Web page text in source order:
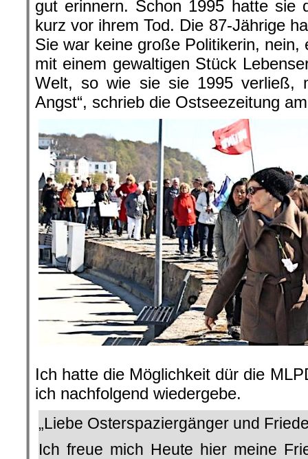
gut erinnern. Schon 1995 hatte sie
kurz vor ihrem Tod. Die 87-Jährige
Sie war keine große Politikerin, nein,
mit einem gewaltigen Stück
Welt, so wie sie sie 1995 verließ,
Angst“, schrieb die Ostseezeitung
Ich hatte die Möglichkeit dür die
ich nachfolgend wiedergebe.
„Liebe Osterspaziergänger und
Ich freue mich Heute hier meine